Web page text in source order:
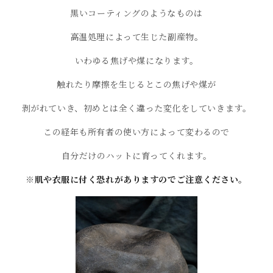
黒いコーティングのようなものは
高温処理によって生じた副産物。
いわゆる焦げや煤になります。
触れたり摩擦を生じるとこの焦げや煤が
剥がれていき、初めとは全く違った変化をしていきます。
この経年も所有者の使い方によって変わるので
自分だけのハットに育ってくれます。
※肌や衣服に付く恐れがありますのでご注意ください。